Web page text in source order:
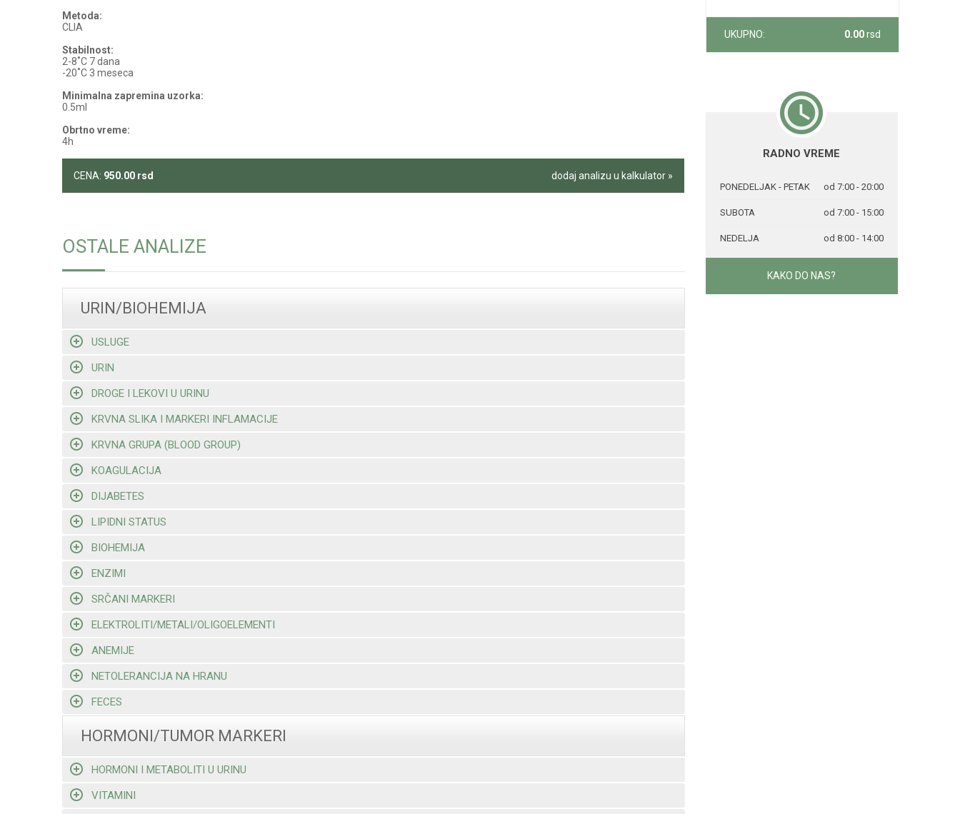
Metoda:
CLIA
Stabilnost:
2-8˚C 7 dana
-20˚C 3 meseca
Minimalna zapremina uzorka:
0.5ml
Obrtno vreme:
4h
CENA: 950.00 rsd dodaj analizu u kalkulator »
OSTALE ANALIZE
URIN/BIOHEMIJA
USLUGE
URIN
DROGE I LEKOVI U URINU
KRVNA SLIKA I MARKERI INFLAMACIJE
KRVNA GRUPA (BLOOD GROUP)
KOAGULACIJA
DIJABETES
LIPIDNI STATUS
BIOHEMIJA
ENZIMI
SRČANI MARKERI
ELEKTROLITI/METALI/OLIGOELEMENTI
ANEMIJE
NETOLERANCIJA NA HRANU
FECES
HORMONI/TUMOR MARKERI
HORMONI I METABOLITI U URINU
VITAMINI
UKUPNO: 0.00rsd
RADNO VREME
PONEDELJAK - PETAK od 7:00 - 20:00
SUBOTA od 7:00 - 15:00
NEDELJA od 8:00 - 14:00
KAKO DO NAS?